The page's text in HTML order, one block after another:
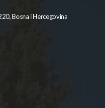
Bosna i Hercegovina